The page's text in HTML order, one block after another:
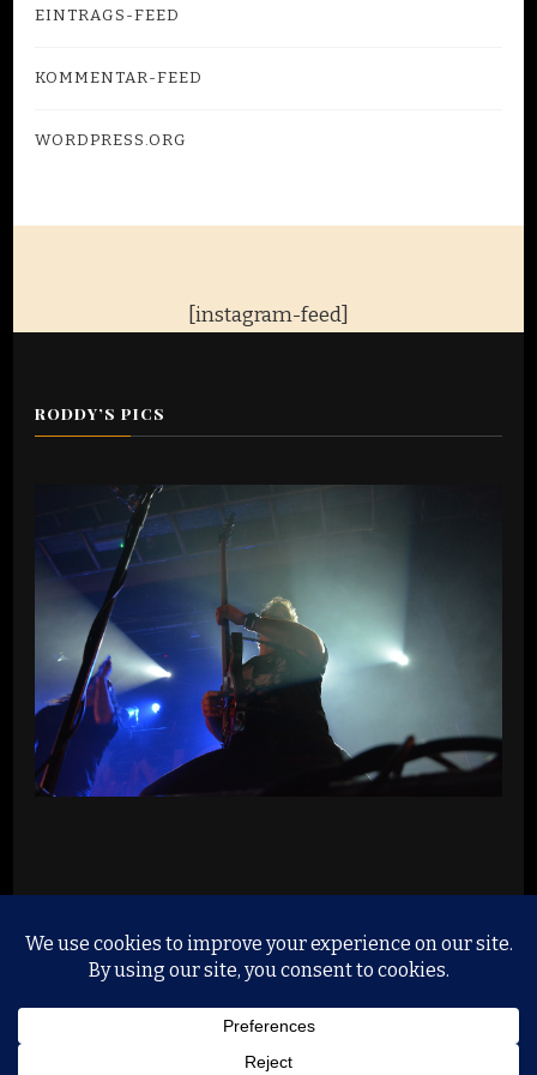
EINTRAGS-FEED
KOMMENTAR-FEED
WORDPRESS.ORG
[instagram-feed]
RODDY’S PICS
© Copyright 2026Music, Liveshows and Proberäume.
Alle Rechte vorbehalten.
Blossom Themes. Präsentiert von